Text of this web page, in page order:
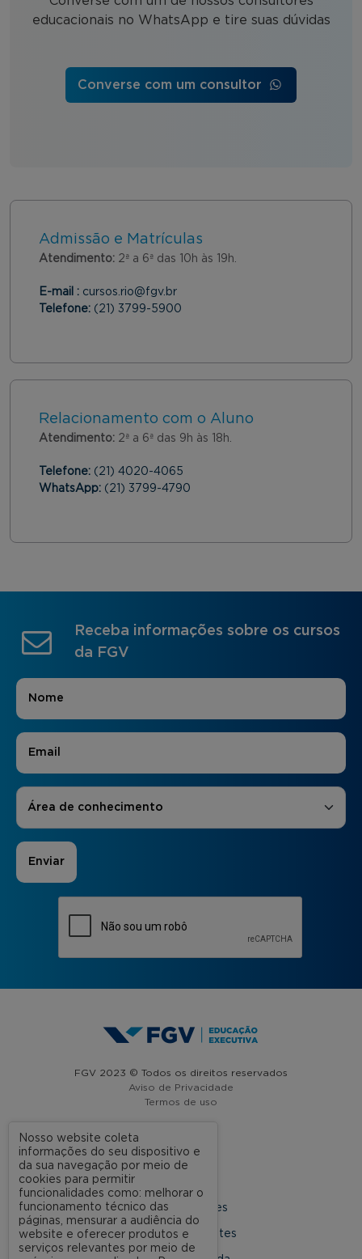
educacionais no WhatsApp e tire suas dúvidas
Converse com um consultor
Admissão e Matrículas
Atendimento: 2ª a 6ª das 10h às 19h.
E-mail : cursos.rio@fgv.br
Telefone: (21) 3799-5900
Relacionamento com o Aluno
Atendimento: 2ª a 6ª das 9h às 18h.
Telefone: (21) 4020-4065
WhatsApp: (21) 3799-4790
Receba informações sobre os cursos
da FGV
Nome
E-mail
Áreas de Interesse
Área de conhecimento
FGV 2023 © Todos os direitos reservados
Aviso de Privacidade
Termos de uso
A FGV
Nossas Unidades
Dúvidas Frequentes
Nosso website coleta
informações do seu dispositivo e
da sua navegação por meio de
cookies para permitir
funcionalidades como: melhorar o
funcionamento técnico das
páginas, mensurar a audiência do
website e oferecer produtos e
serviços relevantes por meio de